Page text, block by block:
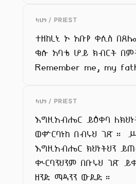
ካህን / PRIEST
ተዘከረኒ ኦ አቡየ ቀሲስ
ቄሱ አባቴ ሆይ ክብርት
Remember me, my
ካህን / PRIEST
እግዚአብሔር ይዕቀባ
ወቍርባነከ በብሩህ ገጽ።
እግዚአብሔር ክህነትህን
ቊርባንህንም በቡሩህ ገጽ
ዘንድ ማዳንን ውደድ።